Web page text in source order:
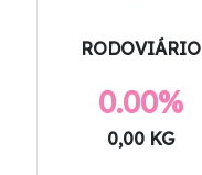
RODOVIÁRIO
0.00%
0,00 KG